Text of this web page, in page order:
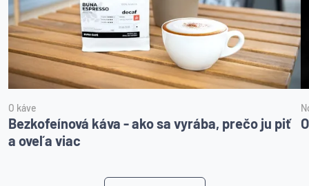
O káve
Bezkofeínová káva - ako sa vyrába, prečo ju piť
a oveľa viac